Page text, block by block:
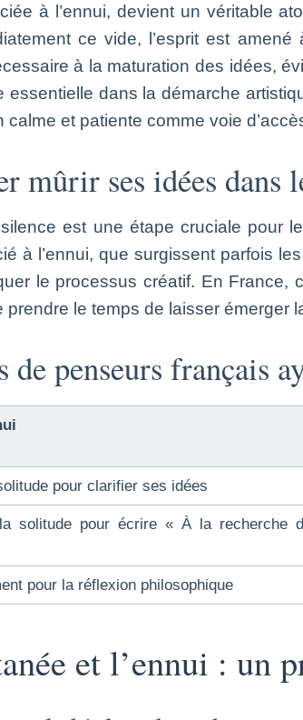
à l’ennui, devient un véritable
ce vide, l’esprit est
à la maturation des idées,
essentielle dans la démarche
et patiente comme voie
mûrir ses idées dans
est une étape cruciale pour
à l’ennui, que surgissent parfois
le processus créatif. En
le temps de laisser émerger
de penseurs français
pour clarifier ses idées
solitude pour écrire « À la recherche
pour la réflexion philosophique
et l’ennui : un